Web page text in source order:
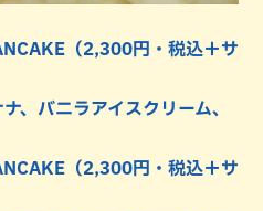
（2,300円・税込＋サ
、バニラアイスクリーム、
（2,300円・税込＋サ